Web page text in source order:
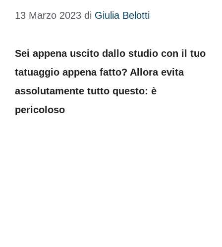
13 Marzo 2023 di Giulia Belotti
Sei appena uscito dallo studio con il tuo
tatuaggio appena fatto? Allora evita
assolutamente tutto questo: è
pericoloso